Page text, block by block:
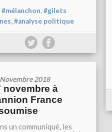
#mélanchon,#gilets
,#analyse politique
2018
novembre à
France
un communiqué, les